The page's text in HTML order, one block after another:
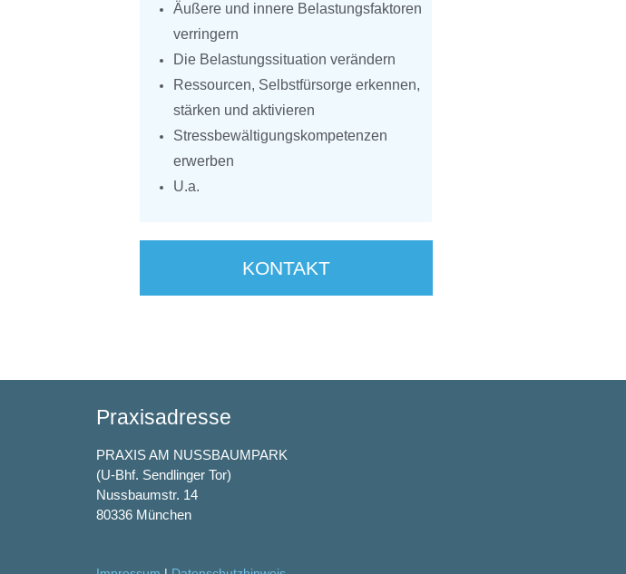
Äußere und innere Belastungsfaktoren
verringern
Die Belastungssituation verändern
Ressourcen, Selbstfürsorge erkennen,
stärken und aktivieren
Stressbewältigungskompetenzen
erwerben
U.a.
KONTAKT
Praxisadresse
PRAXIS AM NUSSBAUMPARK
(U-Bhf. Sendlinger Tor)
Nussbaumstr. 14
80336 München